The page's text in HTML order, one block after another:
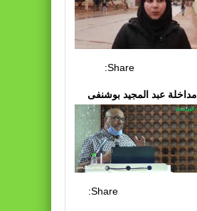
Share:
مداخلة عبد المجيد بوشنفى
Share: